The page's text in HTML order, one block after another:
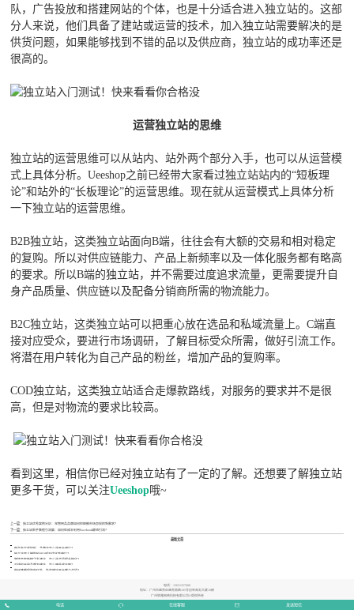
队，广告投放和搭建网站的个体，也是十分适合进入独立站的。这部
分人来说，他们具备了建站或运营的技术，加入独立站需要解决的是
供货问题，如果能够找到不错的品以及供应商，独立站的成功率还是
很高的。
运营独立站的思维
独立站的运营思维可以从站内、站外两个部分入手，也可以从运营模
式上具体分析。Ueeshop之前已经带大家看过独立站站内的“短板理
论”和站外的“长板理论”的运营思维。现在就从运营模式上具体分析
一下独立站的运营思维。
B2B独立站，这类独立站面向B端，往往会有大额的交易和相对稳定
的复购。所以对供应链能力、产品上新频率以及一体化服务都有略高
的要求。所以B端的独立站，并不需要过度追求流量，更需要提升自
身产品质量、供应链以及配备分销商所需的物流能力。
B2C独立站，这类独立站可以把重心放在选品和私域流量上。C端直
接对应受众，要进行市场调研，了解目标受众所需，做好引流工作。
将潜在用户转化为自己产品的粉丝，增加产品的复购率。
COD独立站，这类独立站适合走爆款路线，对服务的要求并不是很
高，但是对物流的要求比较高。
看到这里，相信你已经对独立站有了一定的了解。还想要了解独立站
更多干货，可以关注Ueeshop哦~
上一篇：独立站优秀案例分析：宠物用品品牌如何挖掘被市场忽视的新需求？
下一篇：独立站新手教程引流篇：如何低成本利用Facebook群组引流？
最新文章
做汽车灯遥控板，品牌方怎么选平台避坑？
独立站婴儿辅助轮SEO成本优化咋避坑？
跨境卖家做精华乳建站，怎么选合适提升转化？
对讲机天线品牌方建站，怎么降低成本啊？
做帐篷睡袋防虫红外，外贸建站平台哪个合适？
13631357600
地址：广州市越秀区越秀南路185号创举商务大厦10楼
广州联雅网络科技有限公司©版权所有
电话 在线客服 发送短信